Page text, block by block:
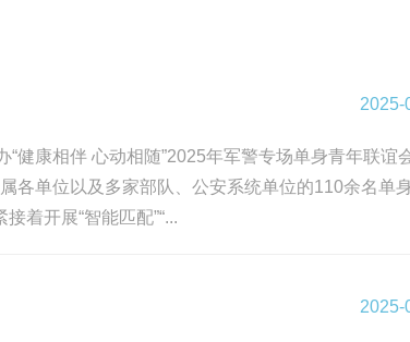
2025-
健康相伴 心动相随”2025年军警专场单身青年联谊
各单位以及多家部队、公安系统单位的110余名单
着开展“智能匹配”“...
2025-